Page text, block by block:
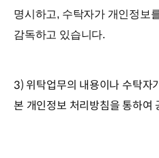
명시하고, 수탁자가 개인정보
감독하고 있습니다.
3) 위탁업무의 내용이나 수탁자
본 개인정보 처리방침을 통하여